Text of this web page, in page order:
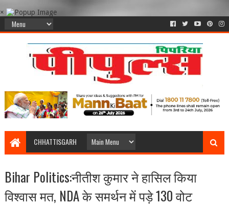
×
CHHATTISGARH
Bihar Politics:नीतीश कुमार ने हासिल किया
विश्वास मत, NDA के समर्थन में पड़े 130 वोट